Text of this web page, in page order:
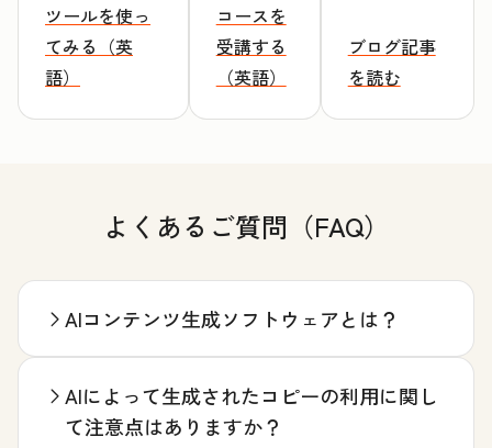
ツールを使っ
てみる（英
語）
コースを
受講する
（英語）
ブログ記事
を読む
よくあるご質問（FAQ）
AIコンテンツ生成ソフトウェアとは？
AIによって生成されたコピーの利用に関し
て注意点はありますか？